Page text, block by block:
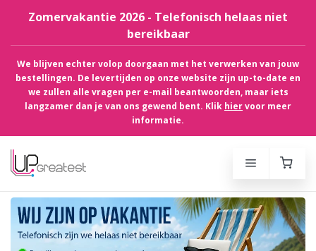
Zomervakantie 2026 - Telefonisch helaas niet
bereikbaar
We blijven echter volop doorgaan met het verwerken van jouw
bestellingen. De levertijden op onze website zijn up-to-date en
we zullen alle vragen per e-mail beantwoorden, maar iets
langzamer dan je van ons gewend bent. Klik hiervoor meer
informatie.